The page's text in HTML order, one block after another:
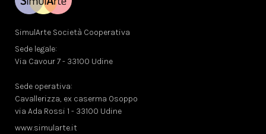
SimulArte Società Cooperativa
Sede legale:
Via Cavour 7 - 33100 Udine
Sede operativa:
Cavallerizza, ex caserma Osoppo
via Ada Rossi 1 - 33100 Udine
www.simularte.it